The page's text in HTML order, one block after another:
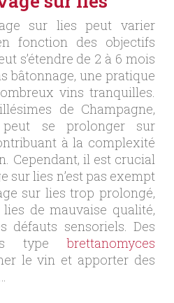
sur lies peut varier
fonction des objectifs
s’étendre de 2 à 6 mois
bâtonnage, une pratique
vins tranquilles.
de Champagne,
peut se prolonger sur
à la complexité
Cependant, il est crucial
sur lies n’est pas exempt
sur lies trop prolongé,
de mauvaise qualité,
défauts sensoriels. Des
typebrettanomyces
le vin et apporter des